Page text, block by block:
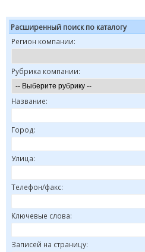
Расширенный поиск по каталогу
Регион компании:
Рубрика компании:
Название:
Город:
Улица:
Телефон/факс:
Ключевые слова:
Записей на страницу: